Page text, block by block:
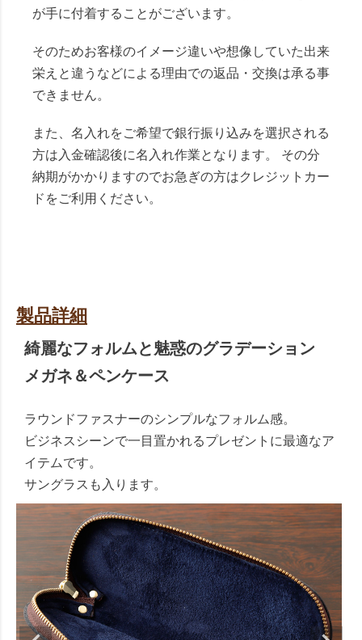
が手に付着することがございます。
そのためお客様のイメージ違いや想像していた出来
栄えと違うなどによる理由での返品・交換は承る事
できません。
また、名入れをご希望で銀行振り込みを選択される
方は入金確認後に名入れ作業となります。 その分
納期がかかりますのでお急ぎの方はクレジットカー
ドをご利用ください。
製品詳細
綺麗なフォルムと魅惑のグラデーション
メガネ＆ペンケース
ラウンドファスナーのシンプルなフォルム感。
ビジネスシーンで一目置かれるプレゼントに最適なア
イテムです。
サングラスも入ります。